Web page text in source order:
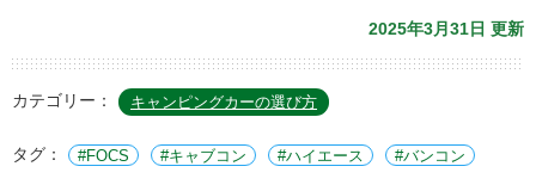
2025年3月31日 更新
カテゴリー： キャンピングカーの選び方
タグ： FOCS キャブコン ハイエース バンコン